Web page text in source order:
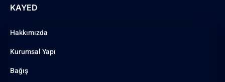
KAYED
Hakkımızda
Kurumsal Yapı
Bağış